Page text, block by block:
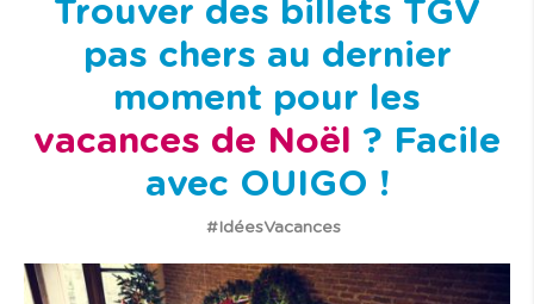
Trouver des billets TGV
pas chers au dernier
moment pour les
vacances de Noël ? Facile
avec OUIGO !
#IdéesVacances
I
m